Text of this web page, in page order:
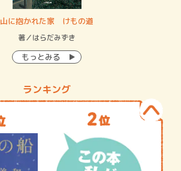
山に抱かれた家 けもの道
著／はらだみずき
もっとみる
ランキング